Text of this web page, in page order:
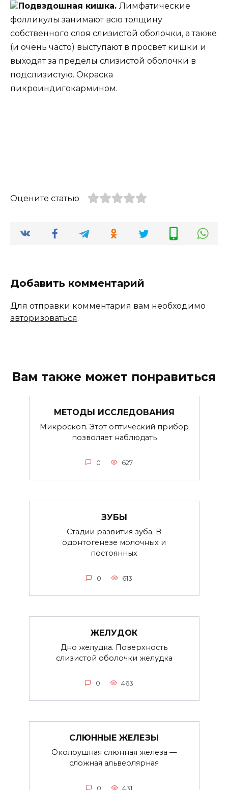
Подвздошная кишка. Лимфатические
фолликулы занимают всю толщину
собственного слоя слизистой оболочки, а также
(и очень часто) выступают в просвет кишки и
выходят за пределы слизистой оболочки в
подслизистую. Окраска
пикроиндигокармином.
Оцените статью
Добавить комментарий
Для отправки комментария вам необходимо
авторизоваться.
Вам также может понравиться
МЕТОДЫ ИССЛЕДОВАНИЯ
Микроскоп. Этот оптический прибор
позволяет наблюдать
0 627
ЗУБЫ
Стадии развития зуба. В
одонтогенезе молочных и
постоянных
0 613
ЖЕЛУДОК
Дно желудка. Поверхность
слизистой оболочки желудка
0 463
СЛЮННЫЕ ЖЕЛЕЗЫ
Околоушная слюнная железа —
сложная альвеолярная
0 431